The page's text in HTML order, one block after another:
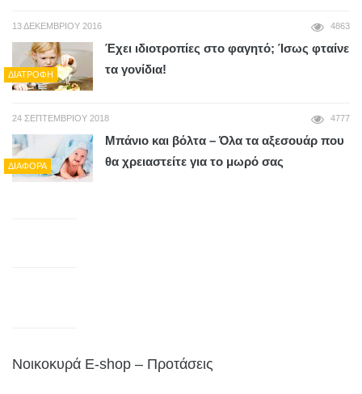
13 ΔΕΚΕΜΒΡΊΟΥ 2016 4863
ΔΙΑΤΡΟΦΉ
Έχει ιδιοτροπίες στο φαγητό; Ίσως φταίνε
τα γονίδια!
24 ΣΕΠΤΕΜΒΡΊΟΥ 2018 4777
ΔΙΆΦΟΡΑ
Μπάνιο και βόλτα – Όλα τα αξεσουάρ που
θα χρειαστείτε για το μωρό σας
Νοικοκυρά E-shop – Προτάσεις